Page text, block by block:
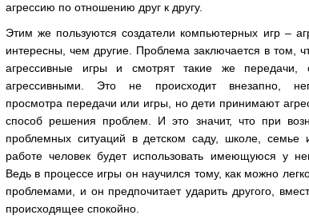
агрессию по отношению друг к другу.
Этим же пользуются создатели компьютерных игр –
интересны, чем другие. Проблема заключается в том,
агрессивные игры и смотрят такие же передачи,
агрессивными. Это не происходит внезапно,
просмотра передачи или игры, но дети принимают
способ решения проблем. И это значит, что при
проблемных ситуаций в детском саду, школе,
работе человек будет использовать имеющуюся у
Ведь в процессе игры он научился тому, как можно
проблемами, и он предпочитает ударить другого,
происходящее спокойно.